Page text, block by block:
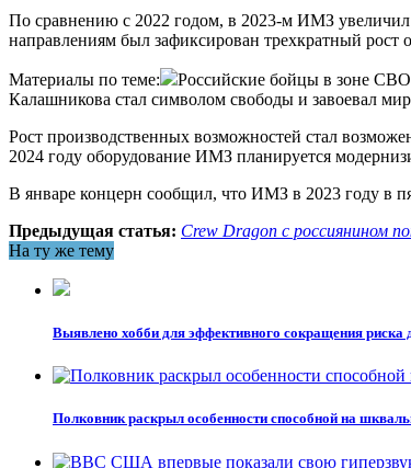
По сравнению с 2022 годом, в 2023-м ИМЗ увеличил
направлениям был зафиксирован трехкратный рост
Материалы по теме: Российские бойцы в зоне СВО
Калашникова стал символом свободы и завоевал
Рост производственных возможностей стал
2024 году оборудование ИМЗ планируется
В январе концерн сообщил, что ИМЗ в 2023 году в
Предыдущая статья: Crew Dragon с россиянином
На ту же тему
Выявлено хобби для эффективного сокращения риска
Полковник раскрыл особенности способной на